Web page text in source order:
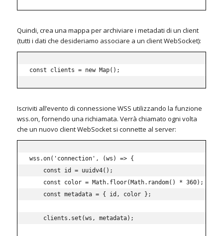
Quindi, crea una mappa per archiviare i metadati di un client
(tutti i dati che desideriamo associare a un client WebSocket):
const clients = new Map();
Iscriviti all’evento di connessione WSS utilizzando la funzione
wss.on, fornendo una richiamata. Verrà chiamato ogni volta
che un nuovo client WebSocket si connette al server:
wss .on( 'connection' , (ws ) =>
{
const id = uuidv4( ) ;
const color = Math. floor( Math. random( ) * 360) ;
const metadata = { id , color } ;
    clients
. set (ws , metadata) ;